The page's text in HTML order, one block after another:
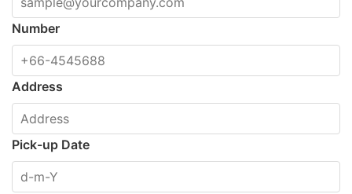
Number
Address
Pick-up Date